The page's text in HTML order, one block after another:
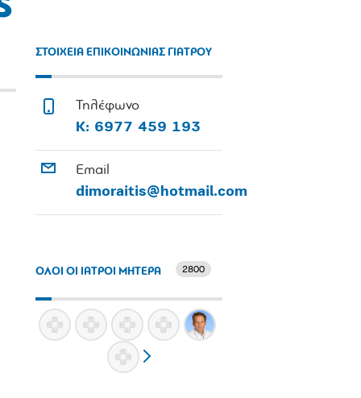
ΣΤΟΙΧΕΙΑ ΕΠΙΚΟΙΝΩΝΙΑΣ ΓΙΑΤΡΟΥ
Τηλέφωνο
Κ: 6977 459 193
Email
dimoraitis@hotmail.com
ΟΛΟΙ ΟΙ ΙΑΤΡΟΙ ΜΗΤΕΡΑ 2800